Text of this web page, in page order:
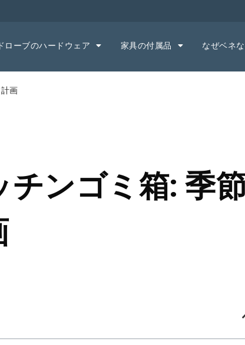
ローブのハードウェア 家具の付属品 なぜベネ
画
ンゴミ箱: 季